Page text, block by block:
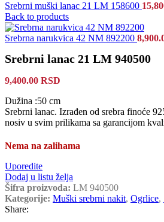
Srebrni muški lanac 21 LM 158600
Back to products
Srebrna narukvica 42 NM 892200
Srebrni lanac 21 LM 940500
9,400.00 RSD
Dužina :50 cm
Srebrni lanac. Izrađen od srebra finoće
nosiv u svim prilikama sa garancijom
Nema na zalihama
Uporedite
Dodaj u listu želja
Šifra proizvoda: LM 940500
Kategorije: Muški srebrni nakit, Ogrlice,
Share: